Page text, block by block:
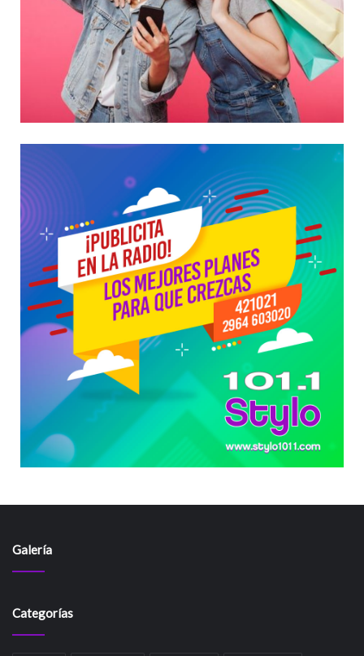
Galería
Categorías